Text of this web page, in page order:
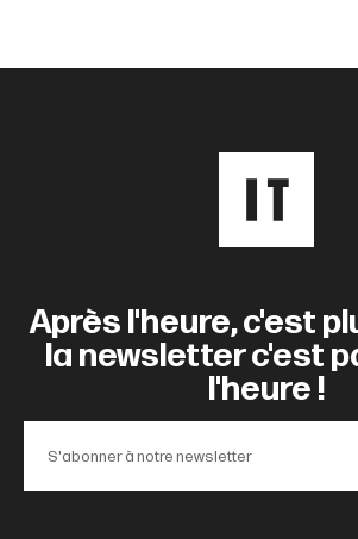
Après l'heure, c'est
la newsletter c'est
l'heure !